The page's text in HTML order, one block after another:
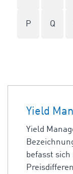
P Q
Yield
Yield
befasst